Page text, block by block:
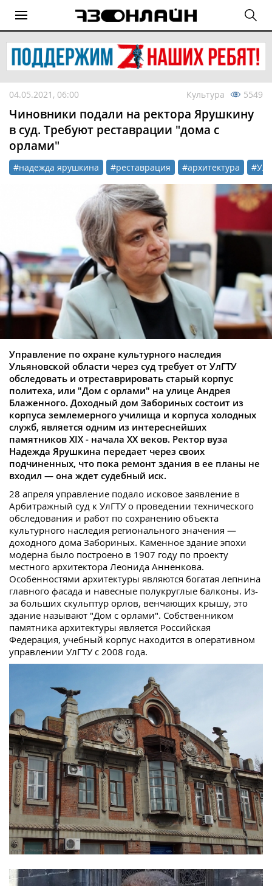
04.05.2021, 06:00 Культура 5549
Чиновники подали на ректора Ярушкину
в суд. Требуют реставрации "дома с
орлами"
#надежда ярушкина #реставрация #архитектура
Управление по охране культурного наследия
Ульяновской области через суд требует от УлГТУ
обследовать и отреставрировать старый корпус
политеха, или "Дом с орлами" на улице Андрея
Блаженного. Доходный дом Забориных состоит из
корпуса землемерного училища и корпуса холодных
служб, является одним из интереснейших
памятников XIX - начала XX веков. Ректор вуза
Надежда Ярушкина передает через своих
подчиненных, что пока ремонт здания в ее планы не
входил — она ждет судебный иск.
28 апреля управление подало исковое заявление в
Арбитражный суд к УлГТУ о проведении технического
обследования и работ по сохранению объекта
культурного наследия регионального значения —
доходного дома Забориных. Каменное здание эпохи
модерна было построено в 1907 году по проекту
местного архитектора Леонида Анненкова.
Особенностями архитектуры являются богатая лепнина
главного фасада и навесные полукруглые балконы. Из-
за больших скульптур орлов, венчающих крышу, это
здание называют "Дом с орлами". Собственником
памятника архитектуры является Российская
Федерация, учебный корпус находится в оперативном
управлении УлГТУ с 2008 года.